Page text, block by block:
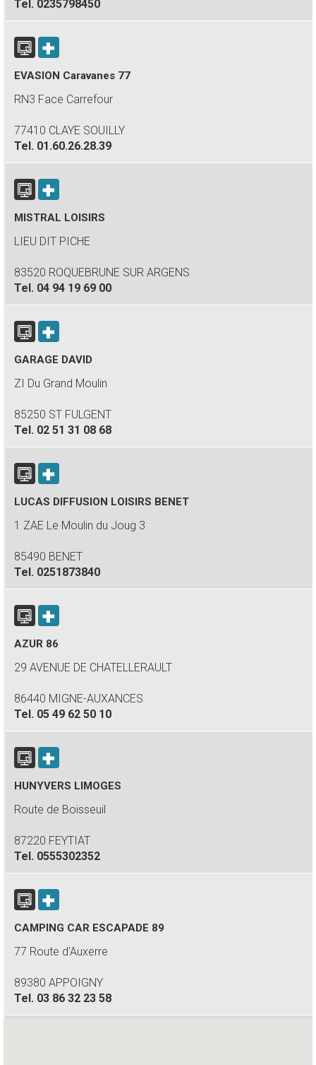
Tel. 0235798450
EVASION Caravanes 77
RN3 Face Carrefour
77410 CLAYE SOUILLY
Tel. 01.60.26.28.39
MISTRAL LOISIRS
LIEU DIT PICHE
83520 ROQUEBRUNE SUR ARGENS
Tel. 04 94 19 69 00
GARAGE DAVID
ZI Du Grand Moulin
85250 ST FULGENT
Tel. 02 51 31 08 68
LUCAS DIFFUSION LOISIRS BENET
1 ZAE Le Moulin du Joug 3
85490 BENET
Tel. 0251873840
AZUR 86
29 AVENUE DE CHATELLERAULT
86440 MIGNE-AUXANCES
Tel. 05 49 62 50 10
HUNYVERS LIMOGES
Route de Boisseuil
87220 FEYTIAT
Tel. 0555302352
CAMPING CAR ESCAPADE 89
77 Route d'Auxerre
89380 APPOIGNY
Tel. 03 86 32 23 58